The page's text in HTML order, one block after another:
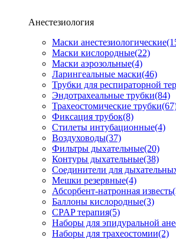
Анестезиология
Маски анестезиологические
Маски кислородные(22)
Маски аэрозольные(4)
Ларингеальные маски(46)
Трубки для респираторной
Эндотрахеальные трубки(84)
Трахеостомические трубки
Фиксация трубок(8)
Стилеты интубационные(4)
Воздуховоды(37)
Фильтры дыхательные(20)
Контуры дыхательные(38)
Соединители для
Мешки резервные(4)
Абсорбент-натронная известь
Баллоны кислородные(3)
CPAP терапия(5)
Наборы для эпидуральной
Наборы для трахеостомии(2)